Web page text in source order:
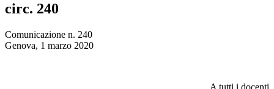
circ. 240
Comunicazione n. 240
Genova, 1 marzo 2020